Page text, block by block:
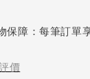
保障：每筆訂單
價